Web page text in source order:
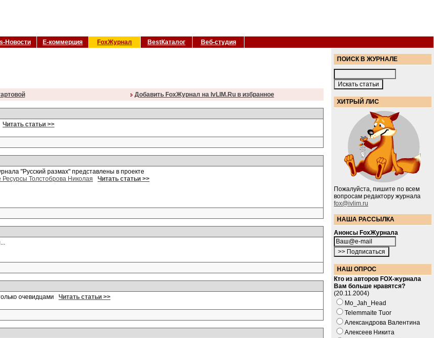
Новости Е-коммерция FoxЖурнал BestКаталог
Веб-студия
Добавить FoxЖурнал на IvLIM.Ru в избранное
Читать статьи >>
"Русский размах" представлены в проекте
Толстоброва Николая
Читать статьи >>
очевидцами Читать статьи >>
ПОИСК В ЖУРНАЛЕ
ХИТРЫЙ ЛИС
Пожалуйста, пишите по всем
вопросам редактору журнала
fox@ivlim.ru
НАША РАССЫЛКА
Анонсы FoxЖурнала
НАШ ОПРОС
Кто из авторов FOX-журнала
Вам больше нравятся?
(20.11.2004)
Mo_Jah_Head
Telemmaite Tuor
Александрова Валентина
Алексеев Никита